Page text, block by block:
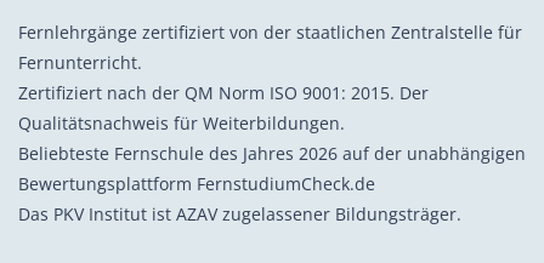
Fernlehrgänge zertifiziert von der staatlichen Zentralstelle für
Fernunterricht.
Zertifiziert nach der QM Norm ISO 9001: 2015. Der
Qualitätsnachweis für Weiterbildungen.
Beliebteste Fernschule des Jahres 2026 auf der unabhängigen
Bewertungsplattform FernstudiumCheck.de
Das PKV Institut ist AZAV zugelassener Bildungsträger.